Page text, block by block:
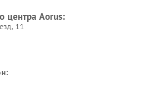
центра Aorus:
11